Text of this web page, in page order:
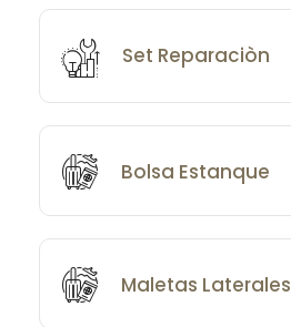
Set Reparaciòn
Bolsa Estanque
Maletas Laterales